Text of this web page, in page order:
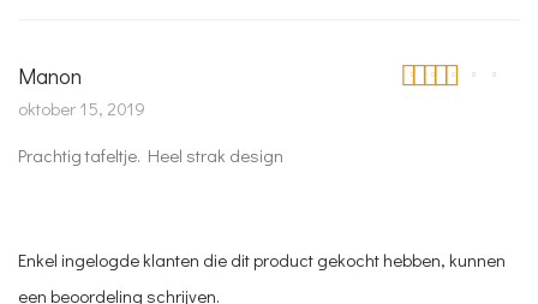
Manon
oktober 15, 2019
Prachtig tafeltje. Heel strak design
Enkel ingelogde klanten die dit product gekocht hebben, kunnen
een beoordeling schrijven.